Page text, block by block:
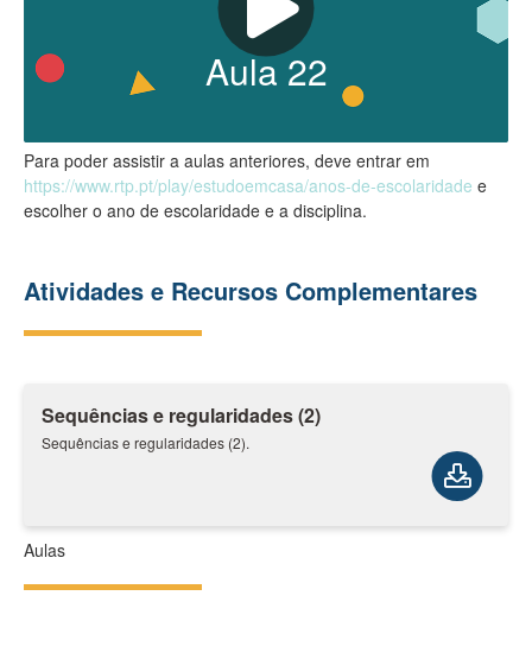
Aula22
Para poder assistir a aulas anteriores, deve entrar em
https://www.rtp.pt/play/estudoemcasa/anos-de-escolaridade e
escolher o ano de escolaridade e a disciplina.
Atividades e Recursos Complementares
Sequências e regularidades (2)
Sequências e regularidades (2).
Aulas